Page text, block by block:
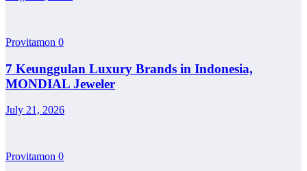
Provitamon 0
7 Keunggulan Luxury Brands in Indonesia,
MONDIAL Jeweler
July 21, 2026
Provitamon 0